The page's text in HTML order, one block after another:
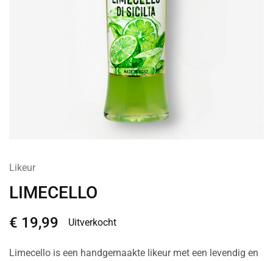
Likeur
LIMECELLO
€ 19,99 Uitverkocht
Limecello is een handgemaakte likeur met een levendig en